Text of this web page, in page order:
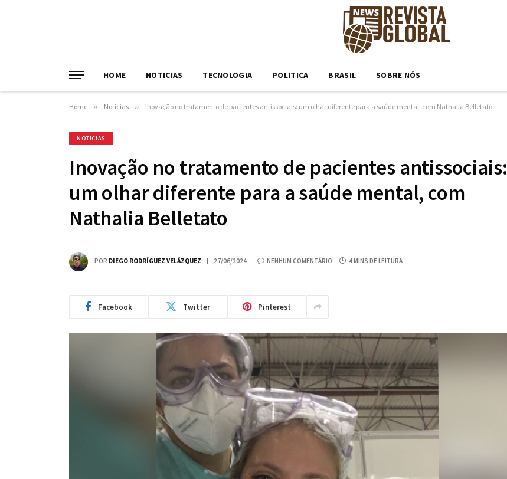
HOME NOTICIAS TECNOLOGIA POLITICA BRASIL SOBRE NÓS
Home » Noticias » Inovação no tratamento de pacientes antissociais: um olhar diferente para a saúde mental, com Nathalia Belletato
NOTICIAS
Inovação no tratamento de pacientes antissociais:
um olhar diferente para a saúde mental, com
Nathalia Belletato
POR DIEGO RODRÍGUEZ VELÁZQUEZ 27/06/2024 NENHUM COMENTÁRIO 4 MINS DE LEITURA
Facebook Twitter Pinterest